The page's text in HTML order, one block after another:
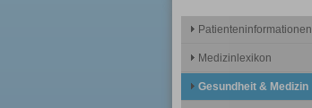
Patienteninformationen
Medizinlexikon
Gesundheit & Medizin